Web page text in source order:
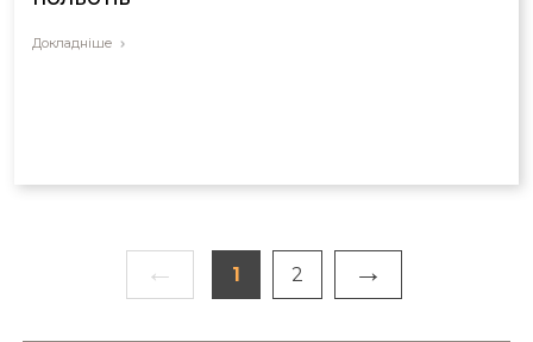
Докладніше
← 1 2 →